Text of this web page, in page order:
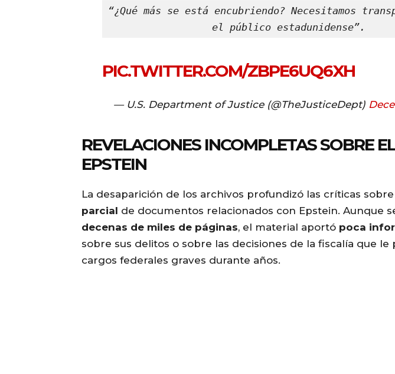
“¿Qué más se está encubriendo? Necesitamos
el público estadunidense”.
PIC.TWITTER.COM/ZBPE6UQ6XH
— U.S. Department of Justice (@TheJusticeDept)
REVELACIONES INCOMPLETAS SOBRE
EPSTEIN
La desaparición de los archivos profundizó las críticas sobre
parcial de documentos relacionados con Epstein. Aunque
decenas de miles de páginas, el material aportó poca
sobre sus delitos o sobre las decisiones de la fiscalía que
cargos federales graves durante años.